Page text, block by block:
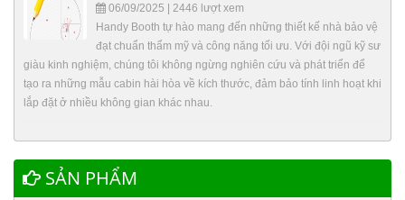
06/09/2025 | 2446 lượt xem
Handy Booth tự hào mang đến những thiết kế nhà bảo vệ
đạt chuẩn thẩm mỹ và công năng tối ưu. Với đội ngũ kỹ sư
giàu kinh nghiệm, chúng tôi không ngừng nghiên cứu và phát triển để
tạo ra những mẫu cabin hài hòa về kích thước, đảm bảo tính linh hoạt khi
lắp đặt ở nhiều không gian khác nhau.
SẢN PHẨM